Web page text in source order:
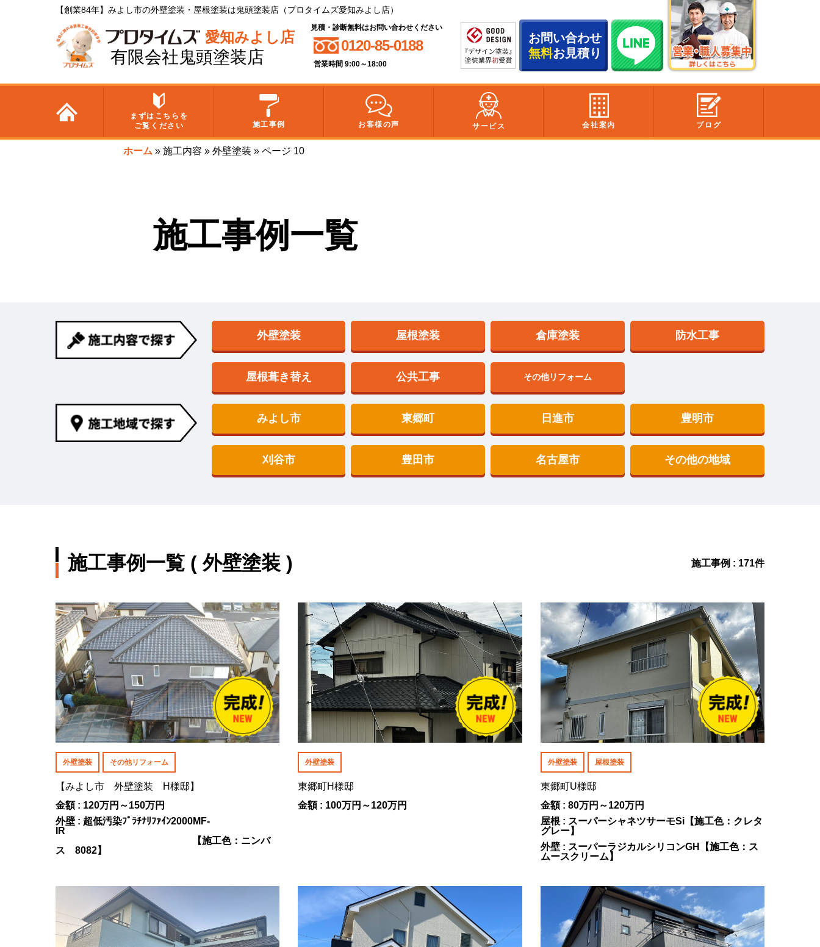
【創業84年】みよし市の外壁塗装・屋根塗装は鬼頭塗装店（プロタイムズ愛知みよし店）
愛知みよし店
有限会社鬼頭塗装店
見積・診断無料はお問い合わせください
0120-85-0188
営業時間 9:00～18:00
お問い合わせ
無料お見積り
まずはこちらを
ご覧ください
施工事例 お客様の声 サービス 会社案内 ブログ
ホーム » 施工内容 » 外壁塗装 » ページ 10
施工事例一覧
外壁塗装 屋根塗装 倉庫塗装 防水工事
屋根葺き替え 公共工事 その他リフォーム
みよし市 東郷町 日進市 豊明市
刈谷市 豊田市 名古屋市 その他の地域
施工事例一覧 ( 外壁塗装 ) 施工事例 : 171件
外壁塗装 その他リフォーム
【みよし市 外壁塗装 H様邸】
金額 : 120万円～150万円
外壁 : 超低汚染ﾌﾟﾗﾁﾅﾘﾌｧｲﾝ2000MF-
IR
【施工色：ニンバ
ス 8082】
外壁塗装
東郷町H様邸
金額 : 100万円～120万円
外壁塗装 屋根塗装
東郷町U様邸
金額 : 80万円～120万円
屋根 : スーパーシャネツサーモSi【施工色：クレタ
グレー】
外壁 : スーパーラジカルシリコンGH【施工色：ス
ムースクリーム】